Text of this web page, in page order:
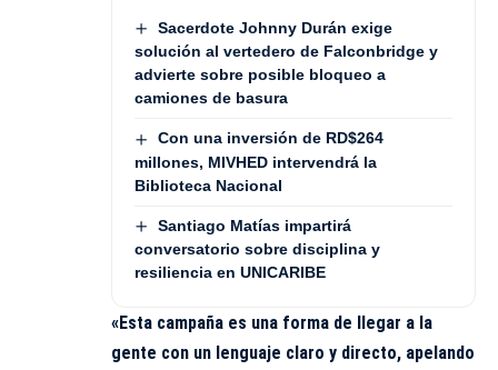
Sacerdote Johnny Durán exige
solución al vertedero de Falconbridge y
advierte sobre posible bloqueo a
camiones de basura
Con una inversión de RD$264
millones, MIVHED intervendrá la
Biblioteca Nacional
Santiago Matías impartirá
conversatorio sobre disciplina y
resiliencia en UNICARIBE
«Esta campaña es una forma de llegar a la
gente con un lenguaje claro y directo, apelando